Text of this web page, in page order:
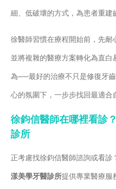
細、低破壞的方式，為患者重建
徐醫師習慣在療程開始前，先耐
並將複雜的醫療方案轉化為直
為──最好的治療不只是修復牙
心的氛圍下，一步步找回最適合
徐鈞信醫師在哪裡看診
診所
正考慮找徐鈞信醫師諮詢或看診
漾美學牙醫診所提供專業醫療服